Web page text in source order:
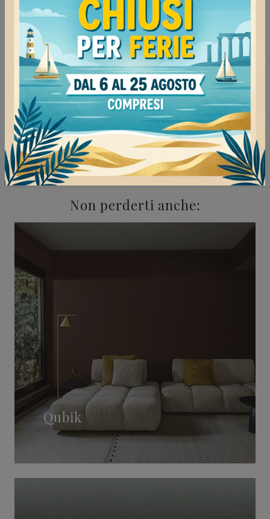
Continua a navigare
Negozio di divani a Milano
Negozio di divani a Voghera
Negozio di divani a Vigevano
Negozio di divani a Tortona
Salotti Bonaldo Milano
Salotti Bonaldo Voghera
Salotti Bonaldo Vigevano
Salotti Bonaldo Tortona
Non perderti anche:
Qubik